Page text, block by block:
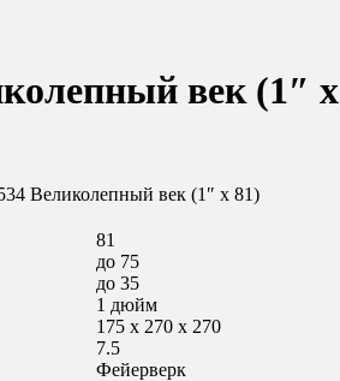
век (1″ х
Великолепный век (1″ х 81)
81
до 75
до 35
1 дюйм
175 х 270 х 270
7.5
Фейерверк